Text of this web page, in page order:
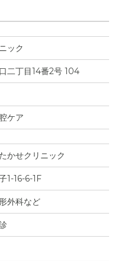
ック
二丁目14番2号 104
ケア
かせクリニック
1-16-6-1F
外科など